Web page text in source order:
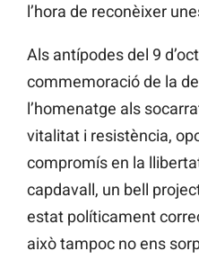
l’hora de reconèixer
Als antípodes del 9
commemoració de la
l’homenatge als
vitalitat i resistència,
compromís en la
capdavall, un bell
estat políticament
això tampoc no ens